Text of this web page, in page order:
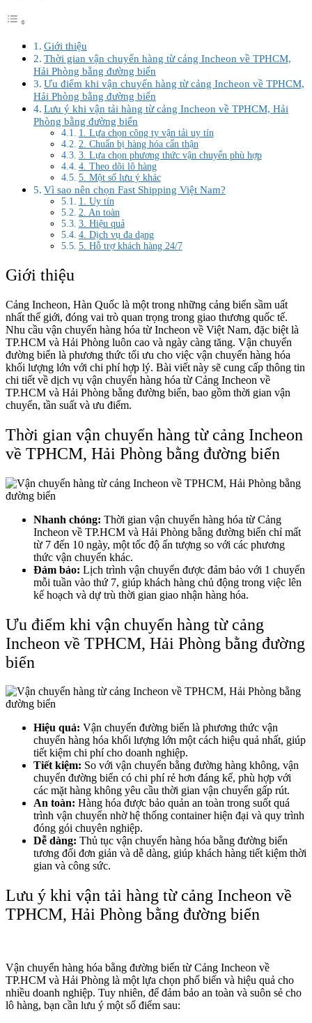
Giới thiệu
Thời gian vận chuyển hàng từ cảng Incheon về TPHCM,
Hải Phòng bằng đường biển
Ưu điểm khi vận chuyển hàng từ cảng Incheon về TPHCM,
Hải Phòng bằng đường biển
Lưu ý khi vận tải hàng từ cảng Incheon về TPHCM, Hải
Phòng bằng đường biển
1. Lựa chọn công ty vận tải uy tín
2. Chuẩn bị hàng hóa cẩn thận
3. Lựa chọn phương thức vận chuyển phù hợp
4. Theo dõi lô hàng
5. Một số lưu ý khác
Vì sao nên chọn Fast Shipping Việt Nam?
1. Uy tín
2. An toàn
3. Hiệu quả
4. Dịch vụ đa dạng
5. Hỗ trợ khách hàng 24/7
Giới thiệu
Cảng Incheon, Hàn Quốc là một trong những cảng biển sầm uất
nhất thế giới, đóng vai trò quan trọng trong giao thương quốc tế.
Nhu cầu vận chuyển hàng hóa từ Incheon về Việt Nam, đặc biệt là
TP.HCM và Hải Phòng luôn cao và ngày càng tăng. Vận chuyển
đường biển là phương thức tối ưu cho việc vận chuyển hàng hóa
khối lượng lớn với chi phí hợp lý. Bài viết này sẽ cung cấp thông tin
chi tiết về dịch vụ vận chuyển hàng hóa từ Cảng Incheon về
TP.HCM và Hải Phòng bằng đường biển, bao gồm thời gian vận
chuyển, tần suất và ưu điểm.
Thời gian vận chuyển hàng từ cảng Incheon
về TPHCM, Hải Phòng bằng đường biển
Nhanh chóng: Thời gian vận chuyển hàng hóa từ Cảng
Incheon về TP.HCM và Hải Phòng bằng đường biển chỉ mất
từ 7 đến 10 ngày, một tốc độ ấn tượng so với các phương
thức vận chuyển khác.
Đảm bảo: Lịch trình vận chuyển được đảm bảo với 1 chuyến
mỗi tuần vào thứ 7, giúp khách hàng chủ động trong việc lên
kế hoạch và dự trù thời gian giao nhận hàng hóa.
Ưu điểm khi vận chuyển hàng từ cảng
Incheon về TPHCM, Hải Phòng bằng đường
biển
Hiệu quả: Vận chuyển đường biển là phương thức vận
chuyển hàng hóa khối lượng lớn một cách hiệu quả nhất, giúp
tiết kiệm chi phí cho doanh nghiệp.
Tiết kiệm: So với vận chuyển bằng đường hàng không, vận
chuyển đường biển có chi phí rẻ hơn đáng kể, phù hợp với
các mặt hàng không yêu cầu thời gian vận chuyển gấp rút.
An toàn: Hàng hóa được bảo quản an toàn trong suốt quá
trình vận chuyển nhờ hệ thống container hiện đại và quy trình
đóng gói chuyên nghiệp.
Dễ dàng: Thủ tục vận chuyển hàng hóa bằng đường biển
tương đối đơn giản và dễ dàng, giúp khách hàng tiết kiệm thời
gian và công sức.
Lưu ý khi vận tải hàng từ cảng Incheon về
TPHCM, Hải Phòng bằng đường biển
Vận chuyển hàng hóa bằng đường biển từ Cảng Incheon về
TP.HCM và Hải Phòng là một lựa chọn phổ biến và hiệu quả cho
nhiều doanh nghiệp. Tuy nhiên, để đảm bảo an toàn và suôn sẻ cho
lô hàng, bạn cần lưu ý một số điểm sau: